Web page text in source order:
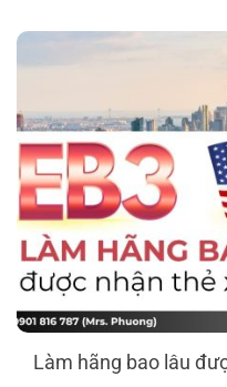
Làm hãng bao lâu